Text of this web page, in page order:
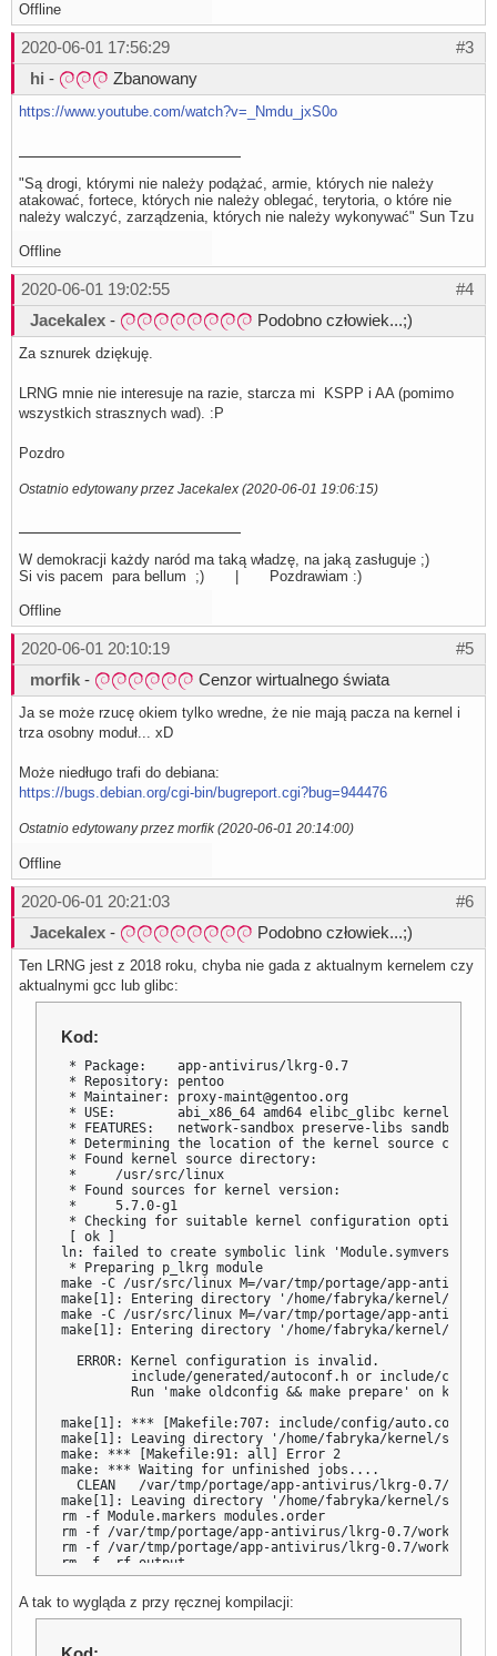
Offline
#3
2020-06-01 17:56:29
hi - Zbanowany
https://www.youtube.com/watch?v=_Nmdu_jxS0o
"Są drogi, którymi nie należy podążać, armie, których nie należy
atakować, fortece, których nie należy oblegać, terytoria, o które nie
należy walczyć, zarządzenia, których nie należy wykonywać" Sun Tzu
Offline
#4
2020-06-01 19:02:55
Jacekalex - Podobno człowiek...;)
Za sznurek dziękuję.
LRNG mnie nie interesuje na razie, starcza mi KSPP i AA (pomimo
wszystkich strasznych wad). :P
Pozdro
Ostatnio edytowany przez Jacekalex (2020-06-01 19:06:15)
W demokracji każdy naród ma taką władzę, na jaką zasługuje ;)
Si vis pacem para bellum ;) | Pozdrawiam :)
Offline
#5
2020-06-01 20:10:19
morfik - Cenzor wirtualnego świata
Ja se może rzucę okiem tylko wredne, że nie mają pacza na kernel i
trza osobny moduł... xD
Może niedługo trafi do debiana:
https://bugs.debian.org/cgi-bin/bugreport.cgi?bug=944476
Ostatnio edytowany przez morfik (2020-06-01 20:14:00)
Offline
#6
2020-06-01 20:21:03
Jacekalex - Podobno człowiek...;)
Ten LRNG jest z 2018 roku, chyba nie gada z aktualnym kernelem czy
aktualnymi gcc lub glibc:
Kod:
* Package:    app-antivirus/lkrg-0.7
* Repository: pentoo
* Maintainer: proxy-maint@gentoo.org
* USE:        abi_x86_64 amd64 elibc_glibc kernel_linux
* FEATURES:   network-sandbox preserve-libs sandbox
* Determining the location of the kernel source code
* Found kernel source directory:
*     /usr/src/linux
* Found sources for kernel version:
*     5.7.0-g1
* Checking for suitable kernel configuration options...
[ ok ]
ln: failed to create symbolic link 'Module.symvers':
* Preparing p_lkrg module
make -C /usr/src/linux M=/var/tmp/portage/app-
make[1]: Entering directory '/home/fabryka/kernel/
make -C /usr/src/linux M=/var/tmp/portage/app-
make[1]: Entering directory '/home/fabryka/kernel/
  ERROR: Kernel configuration is invalid.
include/generated/autoconf.h or include/
Run 'make oldconfig && make prepare' on kernel
make[1]: *** [Makefile:707: include/config/auto.conf]
make[1]: Leaving directory '/home/fabryka/kernel/
make: *** [Makefile:91: all] Error 2
make: *** Waiting for unfinished jobs....
CLEAN   /var/tmp/portage/app-antivirus/lkrg-0.7/work/
make[1]: Leaving directory '/home/fabryka/kernel/
rm -f Module.markers modules.order
rm -f /var/tmp/portage/app-antivirus/lkrg-0.7/work/lkrg-
rm -f /var/tmp/portage/app-antivirus/lkrg-0.7/work/lkrg-
rm -f -rf output
* ERROR: app-antivirus/lkrg-0.7::pentoo failed
*   emake failed
*
A tak to wygląda z przy ręcznej kompilacji: